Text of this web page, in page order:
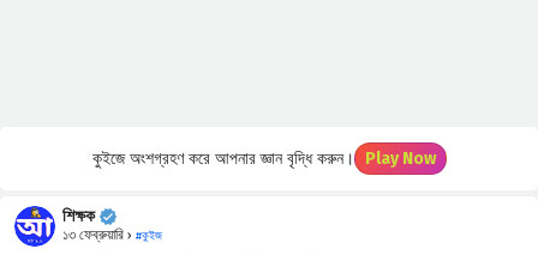
কুইজে অংশগ্রহণ করে আপনার জ্ঞান বৃদ্ধি করুন। Play Now
শিক্ষক
১৩ ফেব্রুয়ারি › #কুইজ